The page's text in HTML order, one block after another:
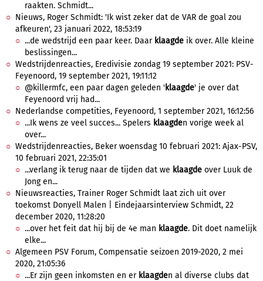
raakten. Schmidt...
Nieuws, Roger Schmidt: 'Ik wist zeker dat de VAR de goal zou
afkeuren', 23 januari 2022, 18:53:19
...de wedstrijd een paar keer. Daar klaagde ik over. Alle kleine
beslissingen...
Wedstrijdenreacties, Eredivisie zondag 19 september 2021: PSV-
Feyenoord, 19 september 2021, 19:11:12
@killermfc, een paar dagen geleden 'klaagde' je over dat
Feyenoord vrij had...
Nederlandse competities, Feyenoord, 1 september 2021, 16:12:56
...Ik wens ze veel succes... Spelers klaagden vorige week al
over...
Wedstrijdenreacties, Beker woensdag 10 februari 2021: Ajax-PSV,
10 februari 2021, 22:35:01
...verlang ik terug naar de tijden dat we klaagde over Luuk de
Jong en...
Nieuwsreacties, Trainer Roger Schmidt laat zich uit over
toekomst Donyell Malen | Eindejaarsinterview Schmidt, 22
december 2020, 11:28:20
...over het feit dat hij bij de 4e man klaagde. Dit doet namelijk
elke...
Algemeen PSV Forum, Compensatie seizoen 2019-2020, 2 mei
2020, 21:05:36
...Er zijn geen inkomsten en er klaagden al diverse clubs dat